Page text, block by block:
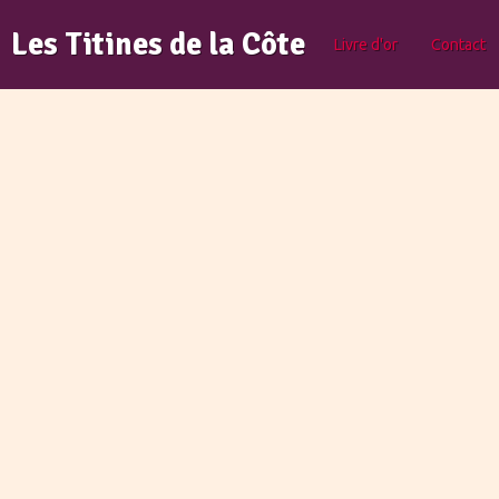
Les Titines de la Côte Livre d'or Contact